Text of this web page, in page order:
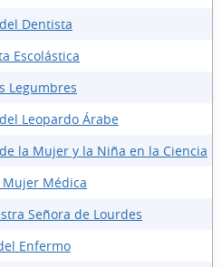
Dentista
Escolástica
Legumbres
Leopardo Árabe
la Mujer y la Niña en la Ciencia
Médica
Señora de Lourdes
Enfermo